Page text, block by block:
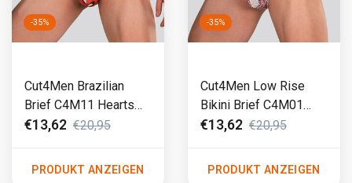
-35%
Cut4Men Brazilian
Brief C4M11 Hearts
Rot
€13,62 €20,95
PRODUKT ANZEIGEN
-35%
Cut4Men Low Rise
Bikini Brief C4M01
Aztec Weiß
€13,62 €20,95
PRODUKT ANZEIGEN